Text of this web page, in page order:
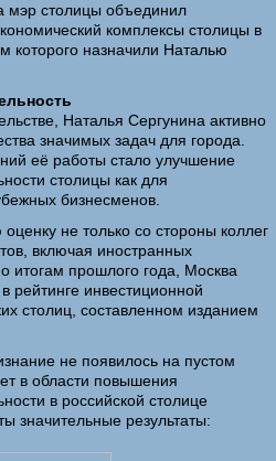
мэр столицы объединил
комплексы столицы в
которого назначили Наталью
Наталья Сергунина активно
значимых задач для города.
её работы стало улучшение
столицы как для
бизнесменов.
не только со стороны коллег
включая иностранных
итогам прошлого года, Москва
рейтинге инвестиционной
столиц, составленном изданием
не появилось на пустом
в области повышения
в российской столице
значительные результаты: